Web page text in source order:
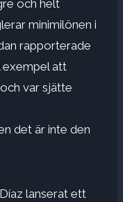
och helt
minimilönen i
rapporterade
exempel att
var sjätte
det är inte den
lanserat ett